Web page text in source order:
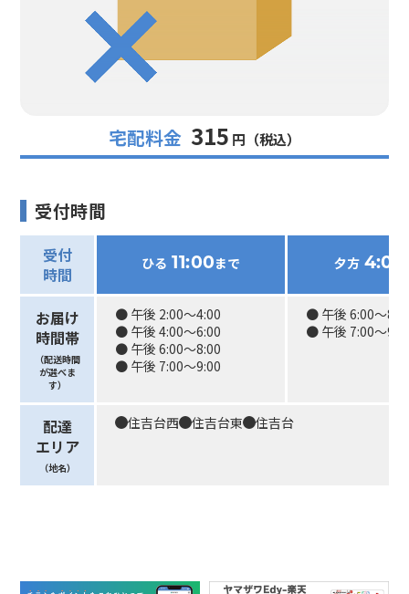
宅配料金 315 円（税込）
受付時間
受付
時間
ひる 11:00まで 夕方 4:00
お届け
時間帯
（配送時間
が選べま
す）
● 午後 2:00〜4:00
● 午後 4:00〜6:00
● 午後 6:00〜8:00
● 午後 7:00〜9:00
● 午後 6:00〜
● 午後 7:00〜
配達
エリア
（地名）
住吉台西 住吉台東 住吉台